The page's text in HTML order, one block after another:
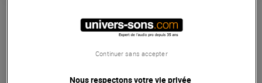
Eligible à la Garantie Sérénité
Nous respectons votre vie privée
Continuer sans accepter